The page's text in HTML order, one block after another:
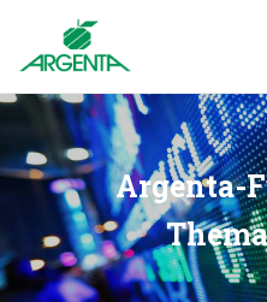
Argenta-